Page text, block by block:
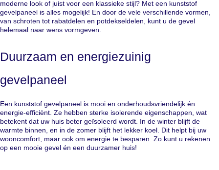
moderne look of juist voor een klassieke stijl? Met een kunststof
gevelpaneel is alles mogelijk! En door de vele verschillende vormen,
van schroten tot rabatdelen en potdekseldelen, kunt u de gevel
helemaal naar wens vormgeven.
Duurzaam en energiezuinig
gevelpaneel
Een kunststof gevelpaneel is mooi en onderhoudsvriendelijk én
energie-efficiënt. Ze hebben sterke isolerende eigenschappen, wat
betekent dat uw huis beter geïsoleerd wordt. In de winter blijft de
warmte binnen, en in de zomer blijft het lekker koel. Dit helpt bij uw
wooncomfort, maar ook om energie te besparen. Zo kunt u rekenen
op een mooie gevel én een duurzamer huis!